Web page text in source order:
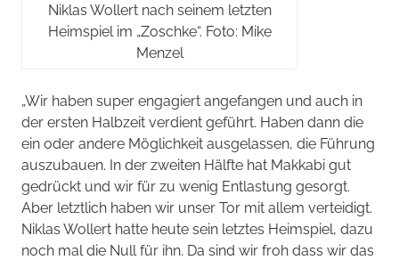
Niklas Wollert nach seinem letzten
Heimspiel im „Zoschke“. Foto: Mike
Menzel
„Wir haben super engagiert angefangen und auch in
der ersten Halbzeit verdient geführt. Haben dann die
ein oder andere Möglichkeit ausgelassen, die Führung
auszubauen. In der zweiten Hälfte hat Makkabi gut
gedrückt und wir für zu wenig Entlastung gesorgt.
Aber letztlich haben wir unser Tor mit allem verteidigt.
Niklas Wollert hatte heute sein letztes Heimspiel, dazu
noch mal die Null für ihn. Da sind wir froh dass wir das